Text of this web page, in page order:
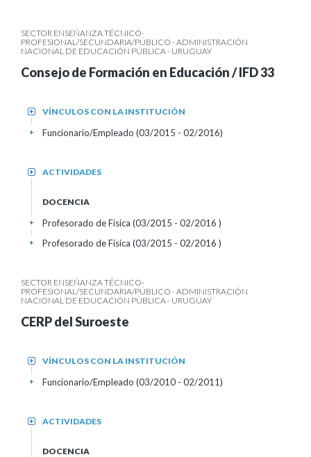
SECTOR ENSEÑANZA TÉCNICO-
PROFESIONAL/SECUNDARIA/PÚBLICO - ADMINISTRACIÓN
NACIONAL DE EDUCACIÓN PÚBLICA - URUGUAY
Consejo de Formación en Educación / IFD 33
VÍNCULOS CON LA INSTITUCIÓN
+
Funcionario/Empleado (03/2015 - 02/2016)
+
ACTIVIDADES
+
DOCENCIA
Profesorado de Física (03/2015 - 02/2016 )
+
Profesorado de Física (03/2015 - 02/2016 )
+
SECTOR ENSEÑANZA TÉCNICO-
PROFESIONAL/SECUNDARIA/PÚBLICO - ADMINISTRACIÓN
NACIONAL DE EDUCACIÓN PÚBLICA - URUGUAY
CERP del Suroeste
VÍNCULOS CON LA INSTITUCIÓN
+
Funcionario/Empleado (03/2010 - 02/2011)
+
ACTIVIDADES
+
DOCENCIA